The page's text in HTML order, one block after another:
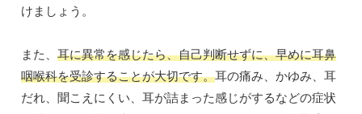
けましょう。
また、 耳に異常を感じたら、自己判断せずに、早めに耳鼻
咽喉科を受診することが大切です。耳の痛み、かゆみ、耳
だれ、聞こえにくい、耳が詰まった感じがするなどの症状